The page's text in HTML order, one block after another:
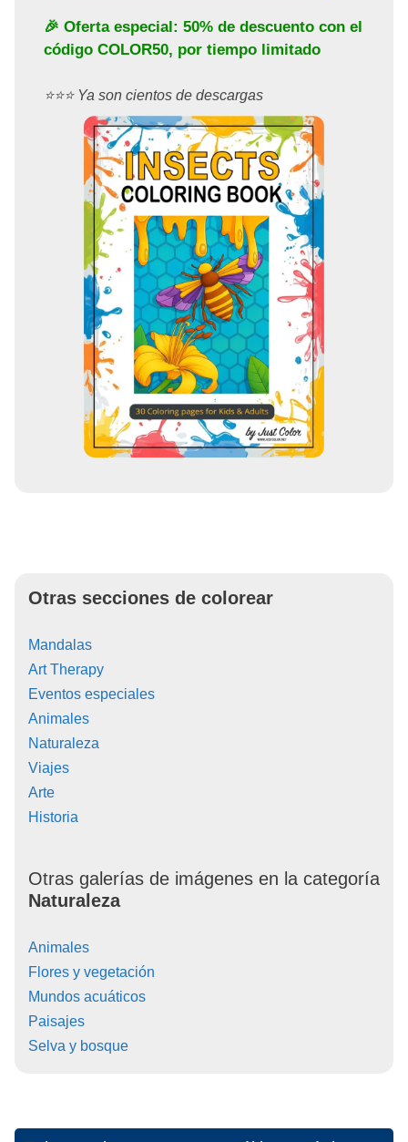
🎉 Oferta especial: 50% de descuento con el
código COLOR50, por tiempo limitado
⭐️⭐️⭐️ Ya son cientos de descargas
Otras secciones de colorear
Mandalas
Art Therapy
Eventos especiales
Animales
Naturaleza
Viajes
Arte
Historia
Otras galerías de imágenes en la categoría
Naturaleza
Animales
Flores y vegetación
Mundos acuáticos
Paisajes
Selva y bosque